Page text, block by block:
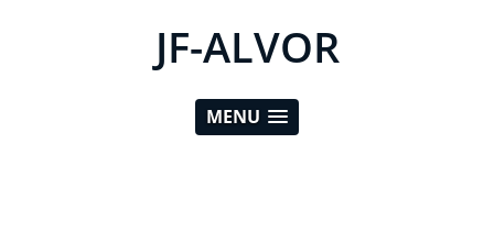
JF-ALVOR
MENU